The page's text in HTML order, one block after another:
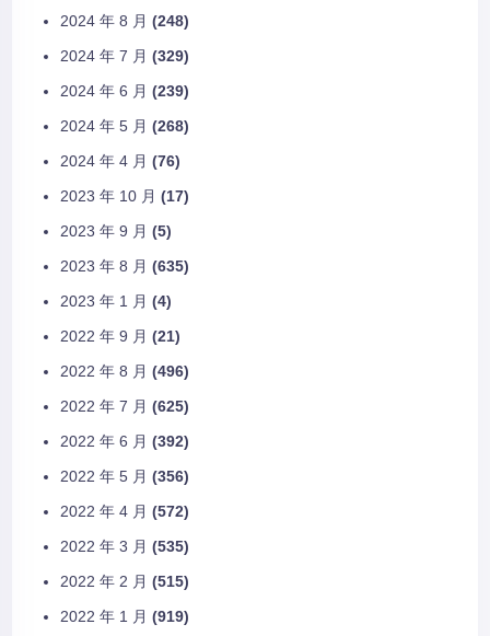
2024 年 8 月 (248)
2024 年 7 月 (329)
2024 年 6 月 (239)
2024 年 5 月 (268)
2024 年 4 月 (76)
2023 年 10 月 (17)
2023 年 9 月 (5)
2023 年 8 月 (635)
2023 年 1 月 (4)
2022 年 9 月 (21)
2022 年 8 月 (496)
2022 年 7 月 (625)
2022 年 6 月 (392)
2022 年 5 月 (356)
2022 年 4 月 (572)
2022 年 3 月 (535)
2022 年 2 月 (515)
2022 年 1 月 (919)